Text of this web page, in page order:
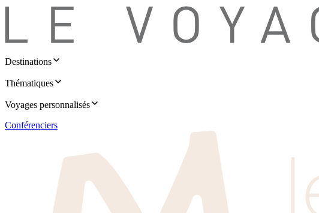
Destinations
Thématiques
Voyages personnalisés
Conférenciers